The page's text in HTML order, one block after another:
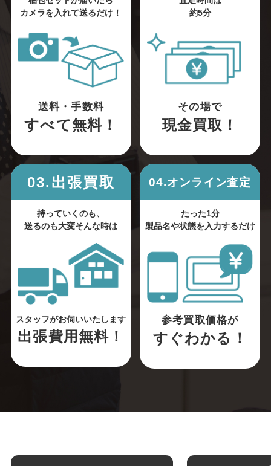
カメラを入れて送るだけ！
送料・手数料
すべて無料！
約5分
その場で
現金買取！
03.出張買取
持っていくのも、
送るのも大変そんな時は
スタッフがお伺いいたします
出張費用無料！
04.オンライン査定
たった1分
製品名や状態を入力するだけ
参考買取価格が
すぐわかる！